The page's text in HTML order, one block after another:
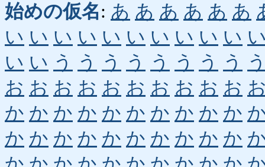
始めの仮名: あ あ あ あ あ あ
い い い い い い い い い い
い い う う う う う う う う
お お お お お お お お お お
か か か か か か か か か か
か か か か か か か か か か